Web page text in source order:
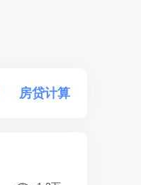
房贷计算